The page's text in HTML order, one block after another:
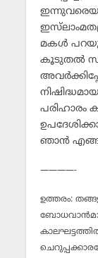
മകള്‍
കൂടുതല്‍
ഞാന്‍
————-
ഉത്തരം: